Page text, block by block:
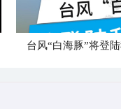
台风“白海豚”将登